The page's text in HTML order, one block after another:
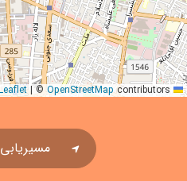
|© OpenStreetMapcontributors
مسیریابی